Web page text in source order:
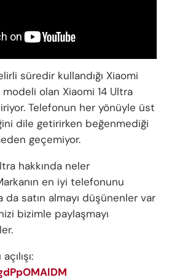
süredir kullandığı Xiaomi
modeli olan Xiaomi 14 Ultra
Telefonun her yönüyle üst
dile getirirken beğenmediği
geçemiyor.
hakkında neler
en iyi telefonunu
da satın almayı düşünenler var
bizimle paylaşmayı